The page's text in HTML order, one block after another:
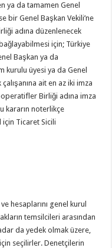
ya da tamamen Genel
bir Genel Başkan Vekili’ne
adına düzenlenecek
için; Türkiye
Başkan ya da
kurulu üyesi ya da Genel
ait en az iki imza
Birliği adına imza
kararın noterlikçe
Ticaret Sicili
hesaplarını genel kurul
temsilcileri arasından
da yedek olmak üzere,
seçilirler. Denetçilerin